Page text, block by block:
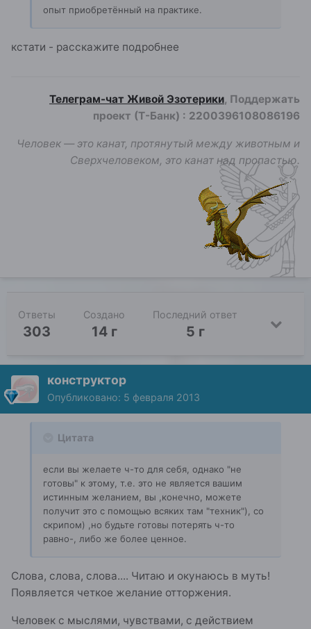
опыт приобретённый на практике.
кстати - расскажите подробнее
Телеграм-чат Живой Эзотерики, Поддержать
проект (Т-Банк) : 2200396108086196
Человек — это канат, протянутый между животным и
Сверхчеловеком, это канат над пропастью.
Ответы
303
Создано
14 г
Последний ответ
5 г
конструктор
Опубликовано: 5 февраля 2013
Цитата
если вы желаете ч-то для себя, однако "не
готовы" к этому, т.е. это не является вашим
истинным желанием, вы ,конечно, можете
получит это с помощью всяких там "техник"), со
скрипом) ,но будьте готовы потерять ч-то
равно-, либо же более ценное.
Слова, слова, слова.... Читаю и окунаюсь в муть!
Появляется четкое желание отторжения.
Человек с мыслями, чувствами, с действием